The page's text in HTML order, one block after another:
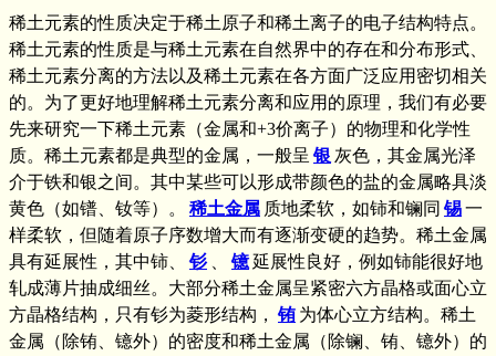
稀土元素的性质决定于稀土原子和稀土离子的电子结构特点。
稀土元素的性质是与稀土元素在自然界中的存在和分布形式、
稀土元素分离的方法以及稀土元素在各方面广泛应用密切相关
的。为了更好地理解稀土元素分离和应用的原理，我们有必要
先来研究一下稀土元素（金属和+3价离子）的物理和化学性
质。稀土元素都是典型的金属，一般呈 银 灰色，其金属光泽
介于铁和银之间。其中某些可以形成带颜色的盐的金属略具淡
黄色（如镨、钕等）。
稀土金属 质地柔软，如铈和镧同 锡一
样柔软，但随着原子序数增大而有逐渐变硬的趋势。稀土金属
具有延展性，其中铈、
钐 镱延展性良好，例如铈能很好地
轧成薄片抽成细丝。大部分稀土金属呈紧密六方晶格或面心立
方晶格结构，只有钐为菱形结构， 铕 为体心立方结构。稀土
金属（除铕、镱外）的密度和稀土金属（除镧、铕、镱外）的